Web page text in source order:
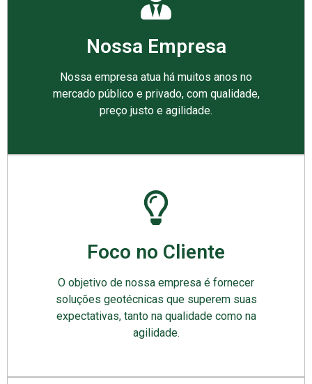
Nossa Empresa
Nossa empresa atua há muitos anos no
mercado público e privado, com qualidade,
preço justo e agilidade.
Foco no Cliente
O objetivo de nossa empresa é fornecer
soluções geotécnicas que superem suas
expectativas, tanto na qualidade como na
agilidade.